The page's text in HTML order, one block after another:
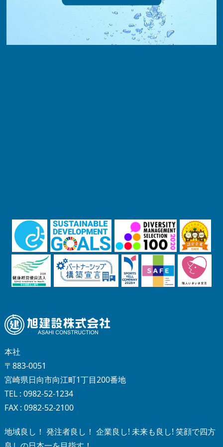
本社
〒883-0051
宮崎県日向市向江町1丁目200番地
TEL : 0982-52-1234
FAX : 0982-52-2100
地域良し！ 発注者良し！ 企業良し! 未来も良し! 笑顔で四方